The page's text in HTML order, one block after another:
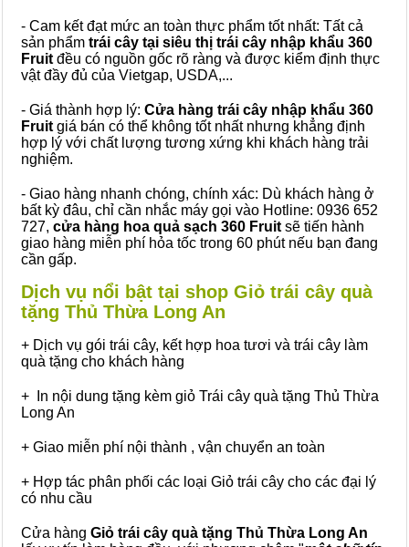
- Cam kết đạt mức an toàn thực phẩm tốt nhất: Tất cả
sản phẩm trái cây tại siêu thị trái cây nhập khẩu 360
Fruit đều có nguồn gốc rõ ràng và được kiểm định thực
vật đầy đủ của Vietgap, USDA,...
- Giá thành hợp lý: Cửa hàng trái cây nhập khẩu 360
Fruit giá bán có thể không tốt nhất nhưng khẳng định
hợp lý với chất lượng tương xứng khi khách hàng trải
nghiệm.
- Giao hàng nhanh chóng, chính xác: Dù khách hàng ở
bất kỳ đâu, chỉ cần nhắc máy gọi vào Hotline: 0936 652
727, cửa hàng hoa quả sạch 360 Fruit sẽ tiến hành
giao hàng miễn phí hỏa tốc trong 60 phút nếu bạn đang
cần gấp.
Dịch vụ nổi bật tại shop Giỏ trái cây quà
tặng Thủ Thừa Long An
+ Dịch vụ gói trái cây, kết hợp hoa tươi và trái cây làm
quà tặng cho khách hàng
+ In nội dung tặng kèm giỏ Trái cây quà tặng Thủ Thừa
Long An
+ Giao miễn phí nội thành , vận chuyển an toàn
+ Hợp tác phân phối các loại Giỏ trái cây cho các đại lý
có nhu cầu
Cửa hàng Giỏ trái cây quà tặng Thủ Thừa Long An